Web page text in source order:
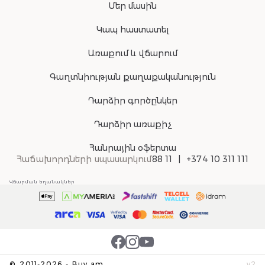
Մեր մասին
Կապ հաստատել
Առաքում և վճարում
Գաղտնիության քաղաքականություն
Դարձիր գործընկեր
Դարձիր առաքիչ
Հանրային օֆերտա
Հաճախորդների սպասարկում88 11 +374 10 311 111
Վճարման եղանակներ